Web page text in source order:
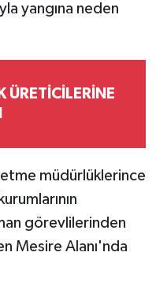
yangına neden
ÜRETİCİLERİNE
müdürlüklerince
görevlilerinden
Mesire Alanı'nda